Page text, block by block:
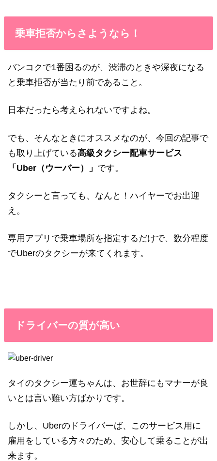
乗車拒否からさようなら！
バンコクで1番困るのが、渋滞のときや深夜になる
と乗車拒否が当たり前であること。
日本だったら考えられないですよね。
でも、そんなときにオススメなのが、今回の記事で
も取り上げている高級タクシー配車サービス
「Uber（ウーバー）」 です。
タクシーと言っても、なんと！ハイヤーでお出迎
え。
専用アプリで乗車場所を指定するだけで、数分程度
でUberのタクシーが来てくれます。
ドライバーの質が高い
タイのタクシー運ちゃんは、お世辞にもマナーが良
いとは言い難い方ばかりです。
しかし、Uberのドライバーば、このサービス用に
雇用をしている方々のため、安心して乗ることが出
来ます。